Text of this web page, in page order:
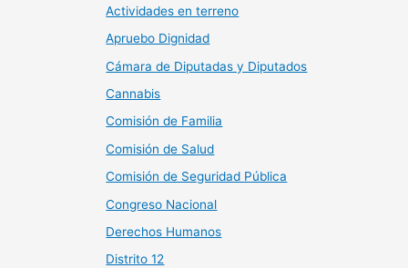
Actividades en terreno
Apruebo Dignidad
Cámara de Diputadas y Diputados
Cannabis
Comisión de Familia
Comisión de Salud
Comisión de Seguridad Pública
Congreso Nacional
Derechos Humanos
Distrito 12